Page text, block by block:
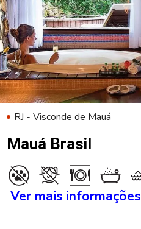
RJ - Visconde de Mauá
Mauá Brasil
Ver mais informações